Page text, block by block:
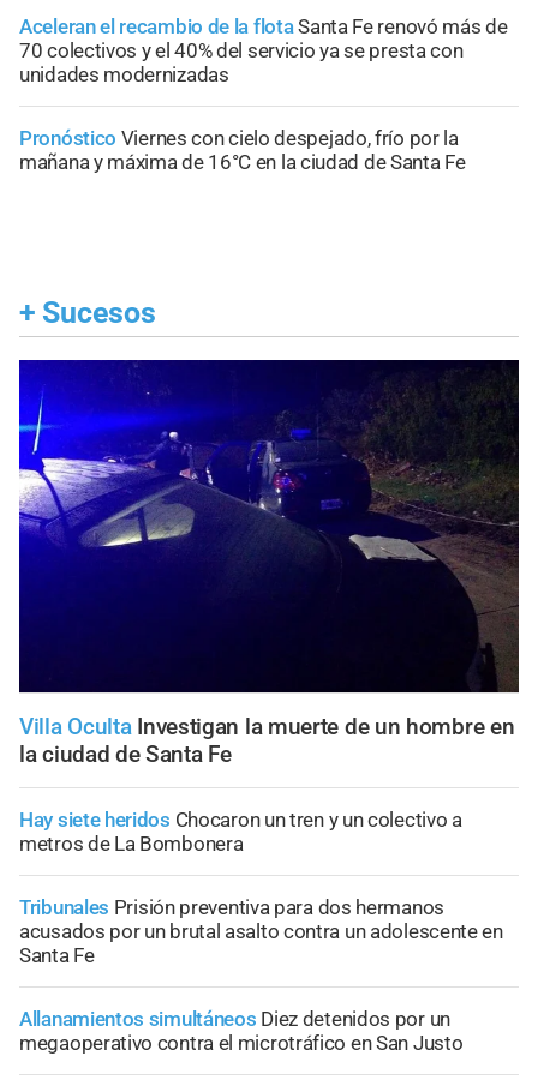
Aceleran el recambio de la flotaSanta Fe renovó más de
70 colectivos y el 40% del servicio ya se presta con
unidades modernizadas
Pronóstico Viernes con cielo despejado, frío por la
mañana y máxima de 16°C en la ciudad de Santa Fe
+ Sucesos
Villa Oculta Investigan la muerte de un hombre en
la ciudad de Santa Fe
Hay siete heridos Chocaron un tren y un colectivo a
metros de La Bombonera
Tribunales Prisión preventiva para dos hermanos
acusados por un brutal asalto contra un adolescente en
Santa Fe
Allanamientos simultáneos Diez detenidos por un
megaoperativo contra el microtráfico en San Justo